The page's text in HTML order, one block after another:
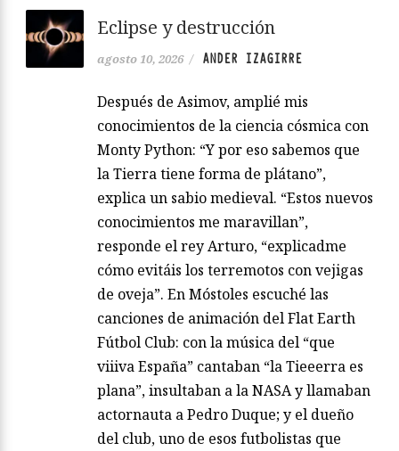
Eclipse y destrucción
agosto 10, 2026 / ANDER IZAGIRRE
Después de Asimov, amplié mis
conocimientos de la ciencia cósmica con
Monty Python: “Y por eso sabemos que
la Tierra tiene forma de plátano”,
explica un sabio medieval. “Estos nuevos
conocimientos me maravillan”,
responde el rey Arturo, “explicadme
cómo evitáis los terremotos con vejigas
de oveja”. En Móstoles escuché las
canciones de animación del Flat Earth
Fútbol Club: con la música del “que
viiiva España” cantaban “la Tieeerra es
plana”, insultaban a la NASA y llamaban
actornauta a Pedro Duque; y el dueño
del club, uno de esos futbolistas que